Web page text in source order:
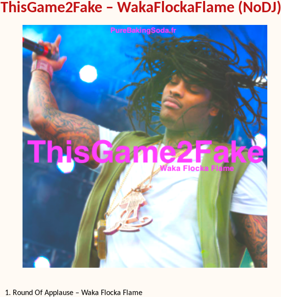
ThisGame2Fake – WakaFlockaFlame (NoDJ)
Round Of Applause – Waka Flocka Flame